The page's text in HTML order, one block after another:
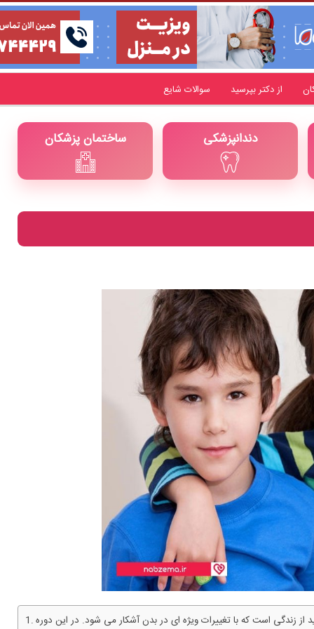
از دکتر بپرسید سوالات شایع
ساختمان پزشکان دندانپزشکی
جدید از زندگی است که با تغییرات ویژه ای در بدن آشکار می شود. در این دوره